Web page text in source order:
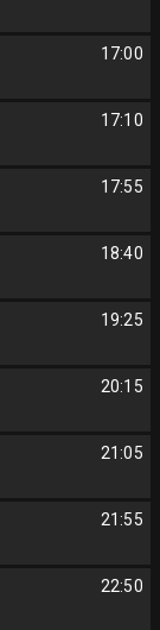
17:00
17:10
17:55
18:40
19:25
20:15
21:05
21:55
22:50